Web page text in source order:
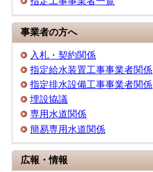
事業者の方へ
入札・契約関係
指定給水装置工事事業者関係
指定排水設備工事事業者関係
埋設協議
専用水道関係
簡易専用水道関係
広報・情報